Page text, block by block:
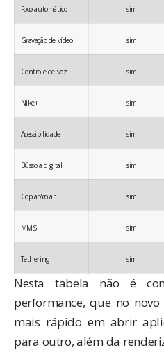
Foco automático sim
Gravação de vídeo sim
Controle de voz sim
Nike+ sim
Acessibilidade sim
Bússola digital sim
Copiar/colar sim
MMS sim
Tethering sim
Nesta tabela não é
performance, que no
mais rápido em abrir
para outro, além da